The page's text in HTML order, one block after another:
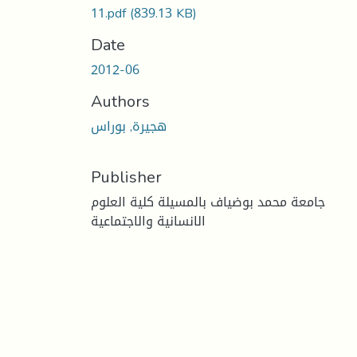
11.pdf(839.13 KB)
Date
2012-06
Authors
هجيرة, بوراس
Publisher
جامعة محمد بوضياف بالمسيلة كلية العلوم
الانسانية والاجتماعية